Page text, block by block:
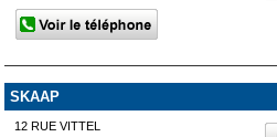
SKAAP
12 RUE VITTEL